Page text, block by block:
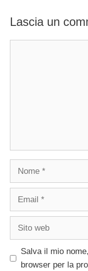
Lascia un
Nome
Email
Sito
Salva il mio
browser per la